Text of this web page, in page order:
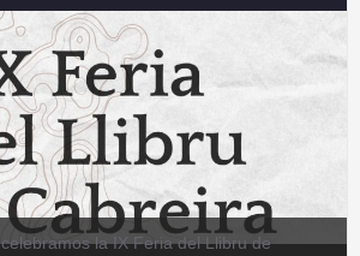
la IX Feria del Llibru de